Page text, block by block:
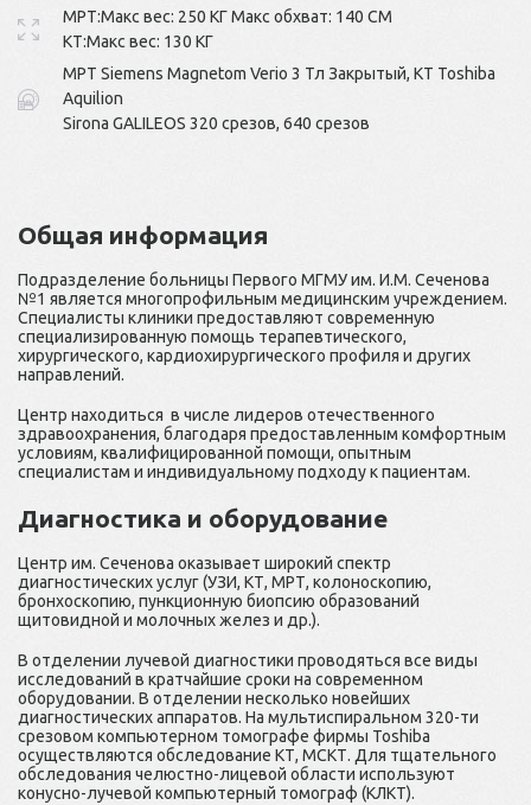
МРТ:Макс вес: 250 КГ Макс обхват: 140 СМ
КТ:Макс вес: 130 КГ
МРТ Siemens Magnetom Verio 3 Тл Закрытый, КТ Toshiba
Aquilion
Sirona GALILEOS 320 срезов, 640 срезов
Общая информация
Подразделение больницы Первого МГМУ им. И.М. Сеченова
№1 является многопрофильным медицинским учреждением.
Специалисты клиники предоставляют современную
специализированную помощь терапевтического,
хирургического, кардиохирургического профиля и других
направлений.
Центр находиться в числе лидеров отечественного
здравоохранения, благодаря предоставленным комфортным
условиям, квалифицированной помощи, опытным
специалистам и индивидуальному подходу к пациентам.
Диагностика и оборудование
Центр им. Сеченова оказывает широкий спектр
диагностических услуг (УЗИ, КТ, МРТ, колоноскопию,
бронхоскопию, пункционную биопсию образований
щитовидной и молочных желез и др.).
В отделении лучевой диагностики проводяться все виды
исследований в кратчайшие сроки на современном
оборудовании. В отделении несколько новейших
диагностических аппаратов. На мультиспиральном 320-ти
срезовом компьютерном томографе фирмы Toshiba
осуществляются обследование КТ, МСКТ. Для тщательного
обследования челюстно-лицевой области используют
конусно-лучевой компьютерный томограф (КЛКТ).